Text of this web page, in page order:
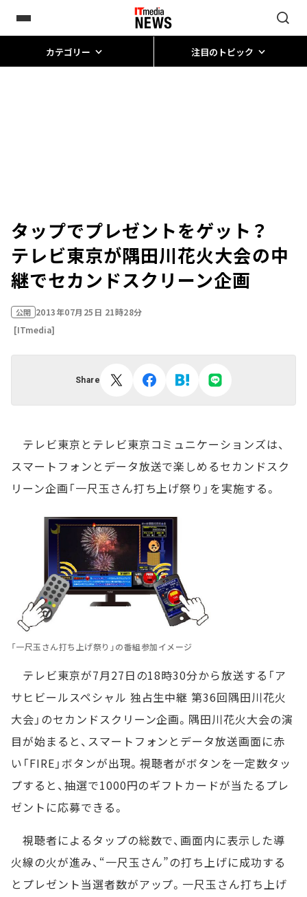
カテゴリー 注目のトピック
タップでプレゼントをゲット？
テレビ東京が隅田川花火大会の中
継でセカンドスクリーン企画
公開 2013年07月25日 21時28分
[ITmedia]
Share
テレビ東京とテレビ東京コミュニケーションズは、
スマートフォンとデータ放送で楽しめるセカンドスク
リーン企画「一尺玉さん打ち上げ祭り」を実施する。
「一尺玉さん打ち上げ祭り」の番組参加イメージ
テレビ東京が7月27日の18時30分から放送する「ア
サヒビールスペシャル 独占生中継 第36回隅田川花火
大会」のセカンドスクリーン企画。隅田川花火大会の演
目が始まると、スマートフォンとデータ放送画面に赤
い「FIRE」ボタンが出現。視聴者がボタンを一定数タッ
プすると、抽選で1000円のギフトカードが当たるプレ
ゼントに応募できる。
視聴者によるタップの総数で、画面内に表示した導
火線の火が進み、“一尺玉さん”の打ち上げに成功する
とプレゼント当選者数がアップ。一尺玉さん打ち上げ